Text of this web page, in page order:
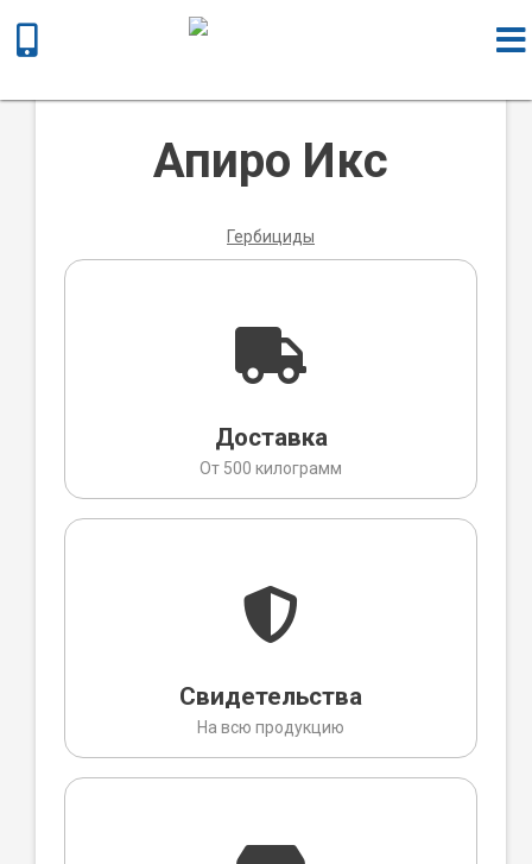
Апиро Икс
Гербициды
Доставка
От 500 килограмм
Свидетельства
На всю продукцию